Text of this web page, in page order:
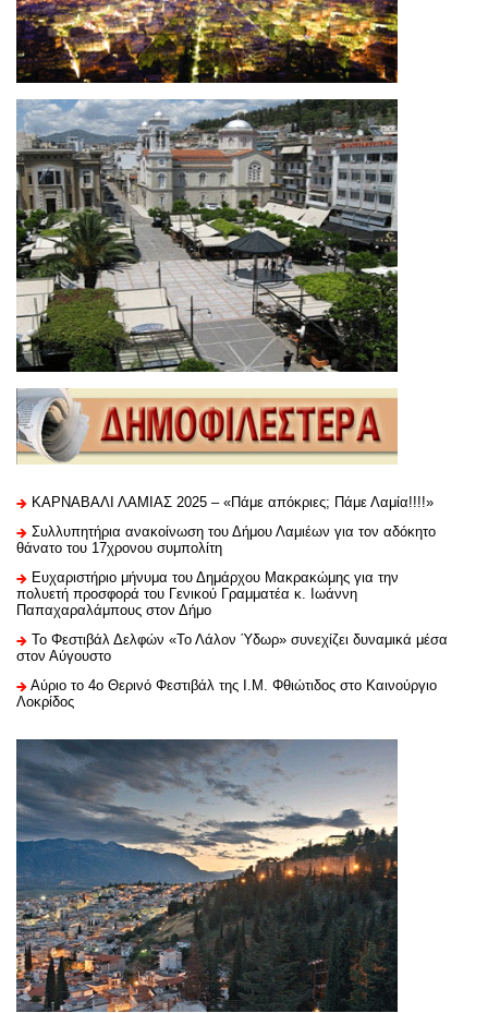
ΚΑΡΝΑΒΑΛΙ ΛΑΜΙΑΣ 2025 – «Πάμε απόκριες; Πάμε Λαμία!!!!»
Συλλυπητήρια ανακοίνωση του Δήμου Λαμιέων για τον αδόκητο
θάνατο του 17χρονου συμπολίτη
Ευχαριστήριo μήνυμα του Δημάρχου Μακρακώμης για την
πολυετή προσφορά του Γενικού Γραμματέα κ. Ιωάννη
Παπαχαραλάμπους στον Δήμο
Το Φεστιβάλ Δελφών «Το Λάλον Ύδωρ» συνεχίζει δυναμικά μέσα
στον Αύγουστο
Αύριο το 4ο Θερινό Φεστιβάλ της Ι.Μ. Φθιώτιδος στο Καινούργιο
Λοκρίδος